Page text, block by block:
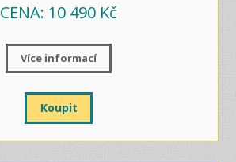
CENA: 10 490 Kč
Více informací
Koupit